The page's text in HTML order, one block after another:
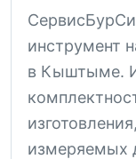
инструмент
в Кыштыме.
измеряемых